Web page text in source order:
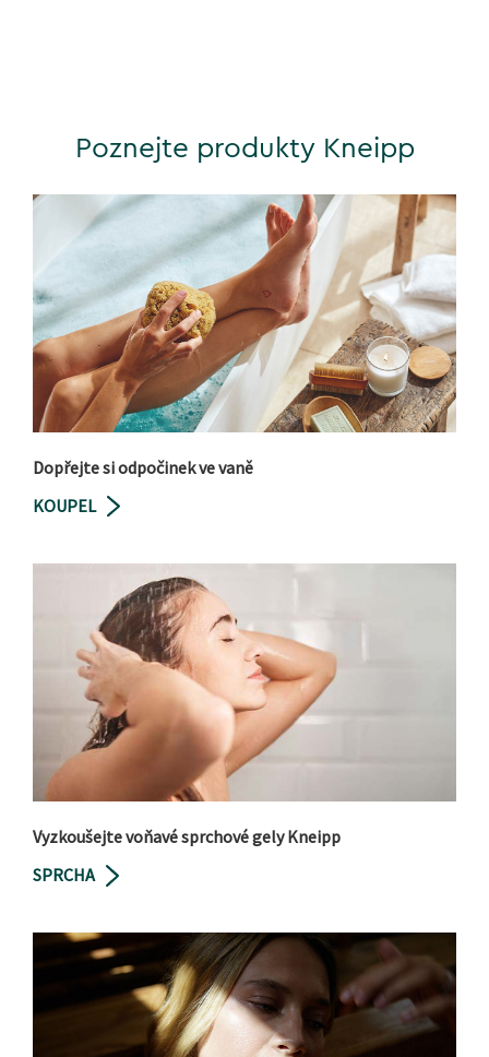
Poznejte produkty Kneipp
Dopřejte si odpočinek ve vaně
KOUPEL
Vyzkoušejte voňavé sprchové gely Kneipp
SPRCHA